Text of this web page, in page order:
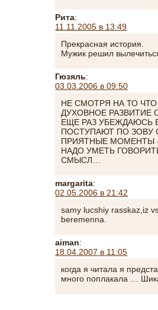
Рита:
11.11.2005 в 13:49
Прекрасная история.
Мужик решил
Гюзяль:
03.03.2006 в 09:50
НЕ СМОТРЯ НА ТО
ДУХОВНОЕ РАЗВИТИЕ
ЕЩЕ РАЗ УБЕЖДАЮСЬ
ПОСТУПАЮТ ПО ЗОВУ
ПРИЯТНЫЕ МОМЕНТЫ
НАДО УМЕТЬ
СМЫСЛ…
margarita:
02.05.2006 в 21:42
samy lucshiy rasskaz,iz
beremenna.
aiman:
18.04.2007 в 11:05
когда я читала я
много поплакала …